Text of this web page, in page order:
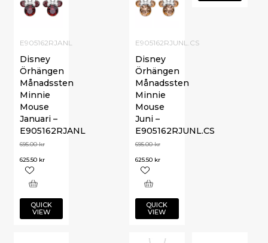
E905162RJUNL.CS
Disney
Örhängen
Månadssten
Minnie
Mouse
Juni –
E905162RJUNL.CS
695.00kr
625.50 kr
QUICK
VIEW
E905162RJANL
Disney
Örhängen
Månadssten
Minnie
Mouse
Januari –
E905162RJANL
695.00kr
625.50 kr
QUICK
VIEW